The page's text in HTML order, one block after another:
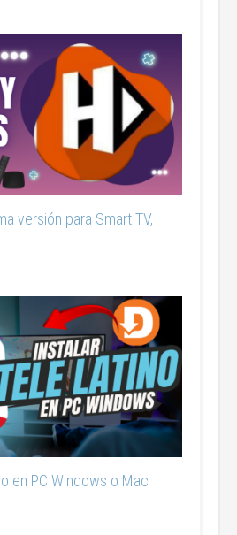
versión para Smart TV,
en PC Windows o Mac